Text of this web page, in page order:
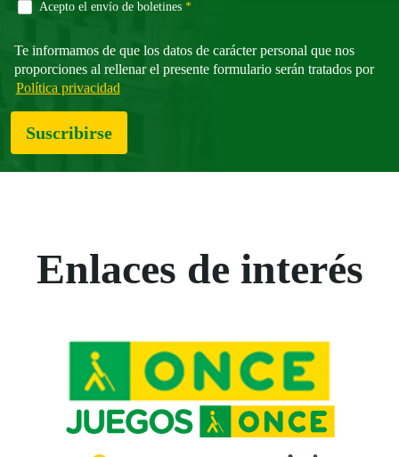
Acepto el envío de boletines *Campo obligatorio
Te informamos de que los datos de carácter personal que nos
proporciones al rellenar el presente formulario serán tratados por
Política privacidad
Suscribirse
Enlaces de interés